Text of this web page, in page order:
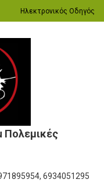
Ηλεκτρονικός Οδηγός
6934051295